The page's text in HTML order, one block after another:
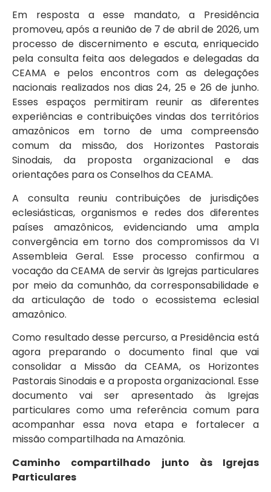
Em resposta a esse mandato, a Presidência
promoveu, após a reunião de 7 de abril de 2026, um
processo de discernimento e escuta, enriquecido
pela consulta feita aos delegados e delegadas da
CEAMA e pelos encontros com as delegações
nacionais realizados nos dias 24, 25 e 26 de junho.
Esses espaços permitiram reunir as diferentes
experiências e contribuições vindas dos territórios
amazônicos em torno de uma compreensão
comum da missão, dos Horizontes Pastorais
Sinodais, da proposta organizacional e das
orientações para os Conselhos da CEAMA.
A consulta reuniu contribuições de jurisdições
eclesiásticas, organismos e redes dos diferentes
países amazônicos, evidenciando uma ampla
convergência em torno dos compromissos da VI
Assembleia Geral. Esse processo confirmou a
vocação da CEAMA de servir às Igrejas particulares
por meio da comunhão, da corresponsabilidade e
da articulação de todo o ecossistema eclesial
amazônico.
Como resultado desse percurso, a Presidência está
agora preparando o documento final que vai
consolidar a Missão da CEAMA, os Horizontes
Pastorais Sinodais e a proposta organizacional. Esse
documento vai ser apresentado às Igrejas
particulares como uma referência comum para
acompanhar essa nova etapa e fortalecer a
missão compartilhada na Amazônia.
Caminho compartilhado junto às Igrejas
Particulares